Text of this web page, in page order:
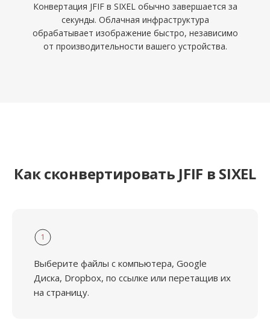
Конвертация JFIF в SIXEL обычно завершается за
секунды. Облачная инфраструктура
обрабатывает изображение быстро, независимо
от производительности вашего устройства.
Как сконвертировать JFIF в SIXEL
1
Выберите файлы с компьютера, Google
Диска, Dropbox, по ссылке или перетащив их
на страницу.